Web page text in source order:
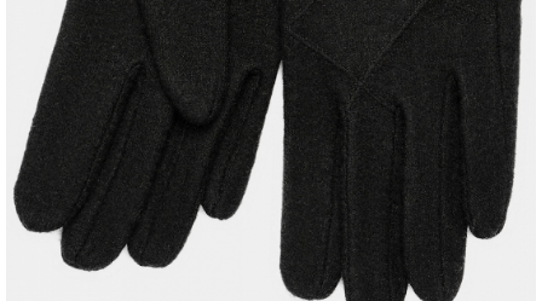
Москва
Да, все верно Изменить город